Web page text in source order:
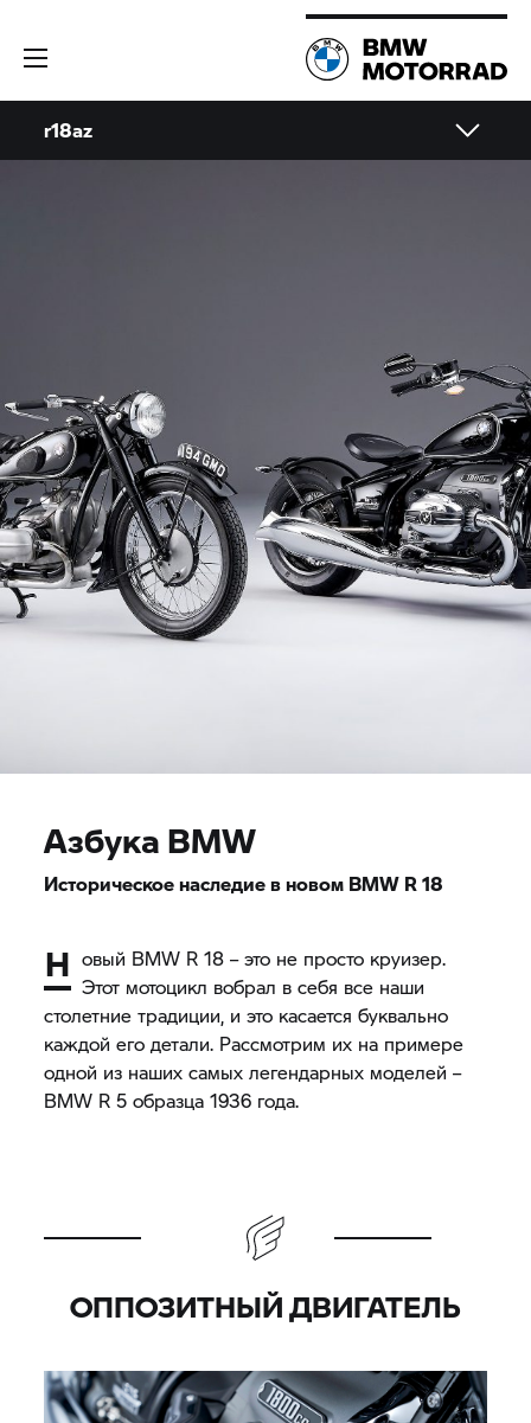
r18az
Азбука BMW
Историческое наследие в новом BMW R 18
Н овый BMW R 18 – это не просто круизер.
Этот мотоцикл вобрал в себя все наши
столетние традиции, и это касается буквально
каждой его детали. Рассмотрим их на примере
одной из наших самых легендарных моделей –
BMW R 5 образца 1936 года.
ОППОЗИТНЫЙ ДВИГАТЕЛЬ